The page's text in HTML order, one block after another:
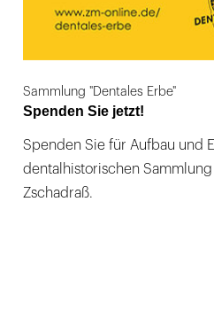
Sammlung "Dentales Erbe"
Spenden Sie jetzt!
Spenden Sie für Aufbau und
dentalhistorischen
Zschadraß.